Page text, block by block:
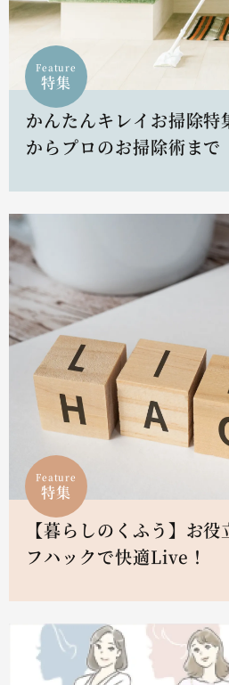
Feature
特集
かんたんキレイお掃除
からプロのお掃除術まで
Feature
特集
【暮らしのくふう】お
フハックで快適Live！